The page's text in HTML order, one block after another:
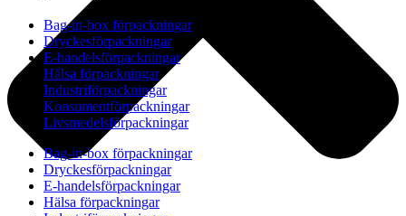
Bag-in-box förpackningar
Dryckesförpackningar
E-handelsförpackningar
Hälsa förpackningar
Industriförpackningar
Konsumentförpackningar
Livsmedelsförpackningar
Bag-in-box förpackningar
Dryckesförpackningar
E-handelsförpackningar
Hälsa förpackningar